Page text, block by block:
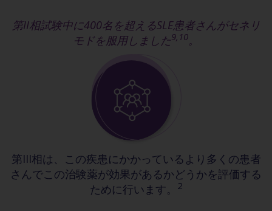
第II相試験中に400名を超えるSLE患者さんがセネリ
モドを服用しました9,10。
第III相は、この疾患にかかっているより多くの患者
さんでこの治験薬が効果があるかどうかを評価する
ために行います。
2